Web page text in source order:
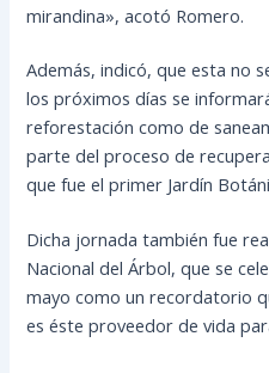
mirandina», acotó Romero.
Además, indicó, que esta no
los próximos días se
reforestación como de
parte del proceso de
que fue el primer Jardín
Dicha jornada también fue
Nacional del Árbol, que se
mayo como un recordatorio
es éste proveedor de vida